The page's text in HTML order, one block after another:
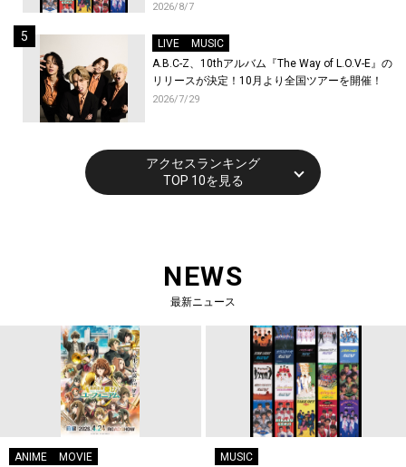
2026/8/7
LIVE
MUSIC
A.B.C-Z、10thアルバム『The Way of L.O.V-E』の
リリースが決定！10月より全国ツアーを開催！
2026/7/29
アクセスランキング
TOP 10を見る
NEWS
最新ニュース
ANIME MOVIE MUSIC